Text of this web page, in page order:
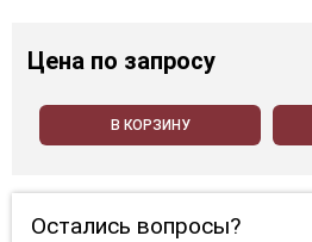
Цена по запросу
В КОРЗИНУ
Остались вопросы?